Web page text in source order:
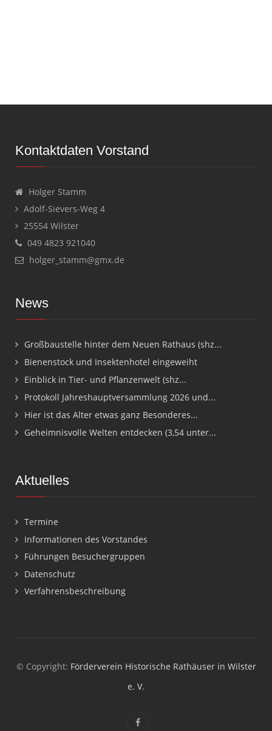
Kontaktdaten Vorstand
Holger Stamm
Adolf-Sievers-Weg 4
25554 Wilster
049 4823 921040
holger_stamm@gmx.de
News
Großbaustelle hinter dem Neuen Rathaus (shz...
Bienenstock und Insektenhotel eingeweiht
Einblick in Tier- und Pflanzenwelt (shz...
Protokoll Jahreshauptversammlung 2026 und...
Hier ist das Alter etwas ganz Besonderes...
Geheimnisvolle Welten entdecken (3,54 unter...
Aktuelles
Termine
Informationen des Vorstandes
Führungen Besuchergruppen
Datenschutz
Verfahrensbeschreibung
© Copyright: Förderverein Historische Rathäuser in Wilster
e. V.